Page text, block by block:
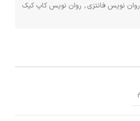
روان نویس فانتزی, روان نویس کاپ کیک